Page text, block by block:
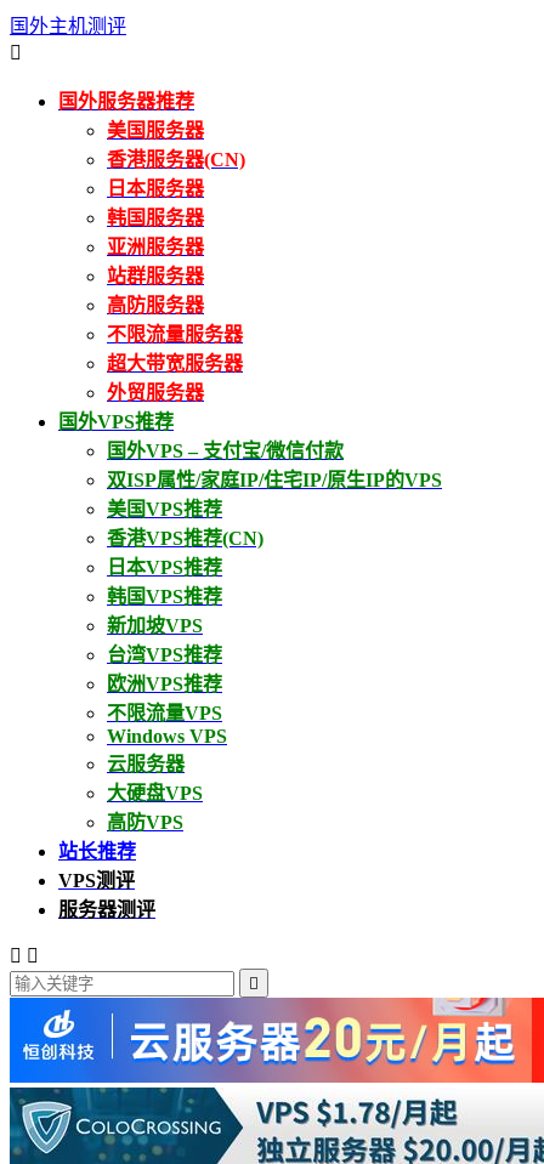
国外主机测评

国外服务器推荐
美国服务器
香港服务器(CN)
日本服务器
韩国服务器
亚洲服务器
站群服务器
高防服务器
不限流量服务器
超大带宽服务器
外贸服务器
国外VPS推荐
国外VPS – 支付宝/微信付款
双ISP属性/家庭IP/住宅IP/原生IP的VPS
美国VPS推荐
香港VPS推荐(CN)
日本VPS推荐
韩国VPS推荐
新加坡VPS
台湾VPS推荐
欧洲VPS推荐
不限流量VPS
Windows VPS
云服务器
大硬盘VPS
高防VPS
站长推荐
VPS测评
服务器测评
 
